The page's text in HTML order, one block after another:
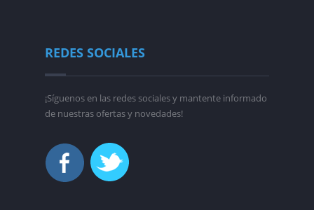
REDES SOCIALES
¡Síguenos en las redes sociales y mantente informado
de nuestras ofertas y novedades!